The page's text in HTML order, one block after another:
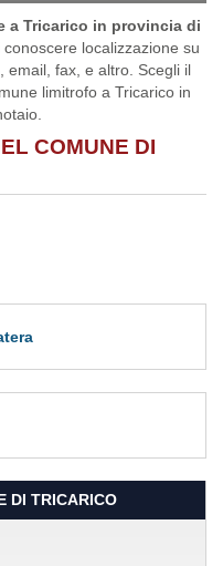
a Tricarico in provincia di
localizzazione su
email, fax, e altro. Scegli il
limitrofo a Tricarico in
COMUNE DI
DI TRICARICO